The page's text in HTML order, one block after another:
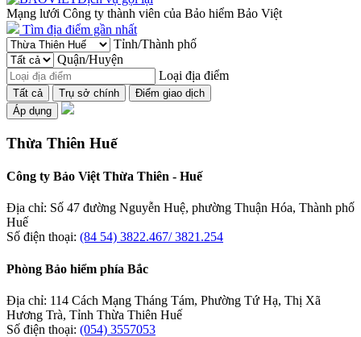
Mạng lưới Công ty thành viên của Bảo hiểm Bảo Việt
Tìm địa điểm gần nhất
Tỉnh/Thành phố
Quận/Huyện
Loại địa điểm
Tất cả Trụ sở chính
Điểm giao dịch
Áp dụng
Thừa Thiên Huế
Công ty Bảo Việt Thừa Thiên - Huế
Địa chỉ: Số 47 đường Nguyễn Huệ, phường Thuận Hóa, Thành phố
Huế
Số điện thoại: (84 54) 3822.467/ 3821.254
Phòng Bảo hiểm phía Bắc
Địa chỉ: 114 Cách Mạng Tháng Tám, Phường Tứ Hạ, Thị Xã
Hương Trà, Tỉnh Thừa Thiên Huế
Số điện thoại: (054) 3557053